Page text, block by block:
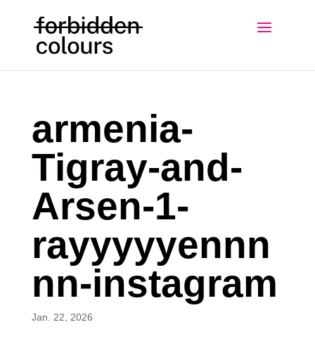
armenia-
Tigray-and-
Arsen-1-
rayyyyyennn
nn-instagram
Jan. 22, 2026